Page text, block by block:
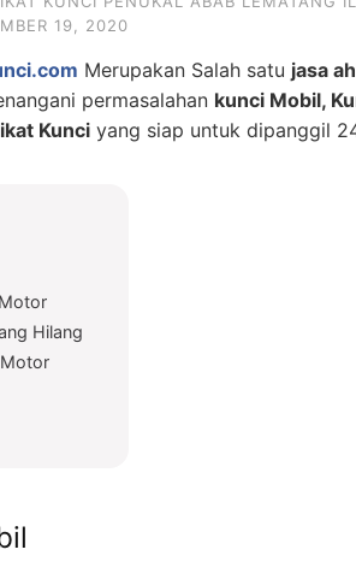
19, 2020
Merupakan Salah satu jasa
permasalahan kunci Mobil,
Kunci yang siap untuk dipanggil
Hilang